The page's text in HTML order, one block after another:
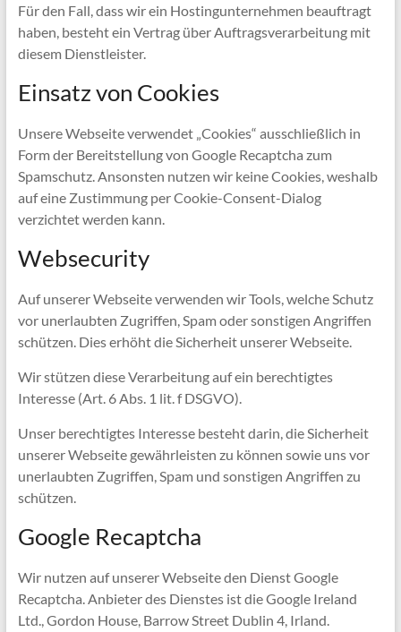
Für den Fall, dass wir ein Hostingunternehmen beauftragt
haben, besteht ein Vertrag über Auftragsverarbeitung mit
diesem Dienstleister.
Einsatz von Cookies
Unsere Webseite verwendet „Cookies“ ausschließlich in
Form der Bereitstellung von Google Recaptcha zum
Spamschutz. Ansonsten nutzen wir keine Cookies, weshalb
auf eine Zustimmung per Cookie-Consent-Dialog
verzichtet werden kann.
Websecurity
Auf unserer Webseite verwenden wir Tools, welche Schutz
vor unerlaubten Zugriffen, Spam oder sonstigen Angriffen
schützen. Dies erhöht die Sicherheit unserer Webseite.
Wir stützen diese Verarbeitung auf ein berechtigtes
Interesse (Art. 6 Abs. 1 lit. f DSGVO).
Unser berechtigtes Interesse besteht darin, die Sicherheit
unserer Webseite gewährleisten zu können sowie uns vor
unerlaubten Zugriffen, Spam und sonstigen Angriffen zu
schützen.
Google Recaptcha
Wir nutzen auf unserer Webseite den Dienst Google
Recaptcha. Anbieter des Dienstes ist die Google Ireland
Ltd., Gordon House, Barrow Street Dublin 4, Irland.